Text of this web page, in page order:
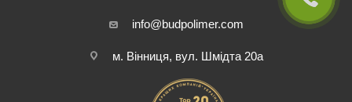
info@budpolimer.com
м. Вінниця, вул. Шмідта 20а